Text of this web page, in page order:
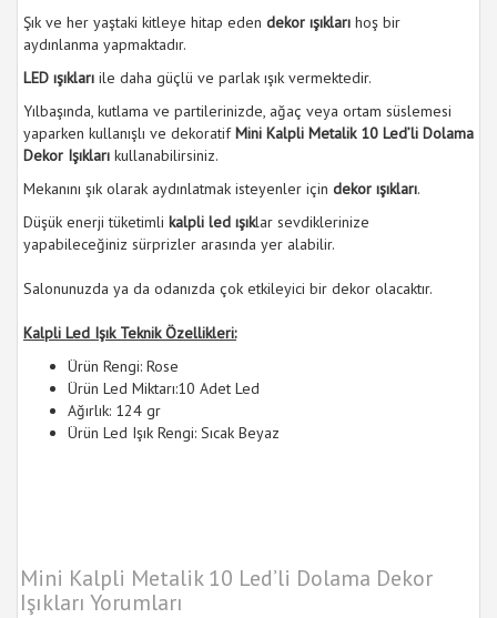
Şık ve her yaştaki kitleye hitap eden dekor ışıkları hoş bir
aydınlanma yapmaktadır.
LED ışıkları ile daha güçlü ve parlak ışık vermektedir.
Yılbaşında, kutlama ve partilerinizde, ağaç veya ortam süslemesi
yaparken kullanışlı ve dekoratifMini Kalpli Metalik 10 Led’li Dolama
Dekor Işıkları kullanabilirsiniz.
Mekanını şık olarak aydınlatmak isteyenler için dekor ışıkları.
Düşük enerji tüketimli kalpli led ışıklar sevdiklerinize
yapabileceğiniz sürprizler arasında yer alabilir.
Salonunuzda ya da odanızda çok etkileyici bir dekor olacaktır.
Kalpli Led Işık Teknik Özellikleri:
Ürün Rengi: Rose
Ürün Led Miktarı:10 Adet Led
Ağırlık: 124 gr
Ürün Led Işık Rengi: Sıcak Beyaz
Mini Kalpli Metalik 10 Led’li Dolama Dekor
Işıkları Yorumları